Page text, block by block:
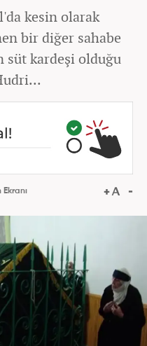
kesin olarak
bir diğer sahabe
süt kardeşi olduğu
Ekranı